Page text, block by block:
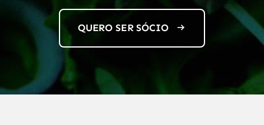
QUERO SER SÓCIO